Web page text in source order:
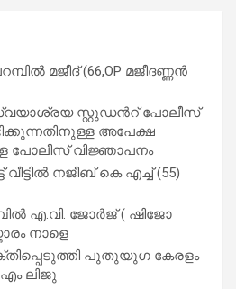
മജീദ് (66,OP മജീദണ്ണൻ
സ്റ്റുഡന്‍റ് പോലീസ്
അപേക്ഷ
പോലീസ് വിജ്ഞാപനം
നജീബ് കെ എച്ച് (55)
എ.​വി. ജോ​ർ​ജ് ( ഷിജോ
നാളെ
പുതുയുഗ കേരളം
എം ലിജു